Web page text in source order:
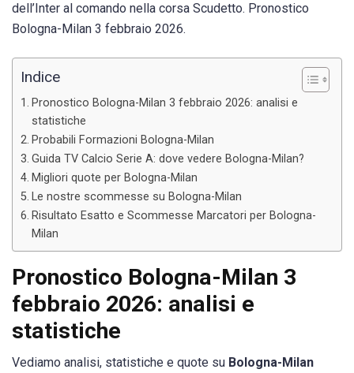
dell’Inter al comando nella corsa Scudetto. Pronostico
Bologna-Milan 3 febbraio 2026.
Indice
Pronostico Bologna-Milan 3 febbraio 2026: analisi e
statistiche
Probabili Formazioni Bologna-Milan
Guida TV Calcio Serie A: dove vedere Bologna-Milan?
Migliori quote per Bologna-Milan
Le nostre scommesse su Bologna-Milan
Risultato Esatto e Scommesse Marcatori per Bologna-
Milan
Pronostico Bologna-Milan 3
febbraio 2026: analisi e
statistiche
Vediamo analisi, statistiche e quote su Bologna-Milan